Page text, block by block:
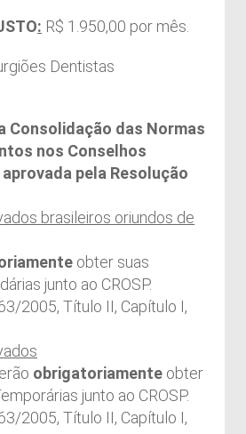
: R$ 1.950,00 por mês.
Dentistas
Consolidação das Normas
nos Conselhos
pela Resolução
brasileiros oriundos de
obter suas
junto ao CROSP.
2005, Título II, Capítulo I,
obrigatoriamente obter
junto ao CROSP.
2005, Título II, Capítulo I,